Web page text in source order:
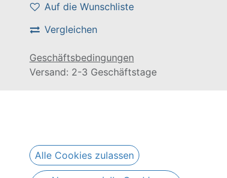
Auf die Wunschliste
Vergleichen
Geschäftsbedingungen
Versand: 2-3 Geschäftstage
Alle Cookies zulassen